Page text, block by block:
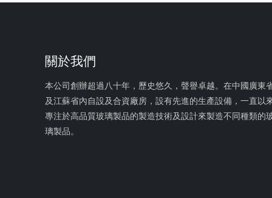
關於我們
本公司創辦超過八十年，歷史悠久，聲譽卓越。在中國廣東
及江蘇省內自設及合資廠房，設有先進的生產設備，一直以
專注於高品質玻璃製品的製造技術及設計來製造不同種類的
璃製品。